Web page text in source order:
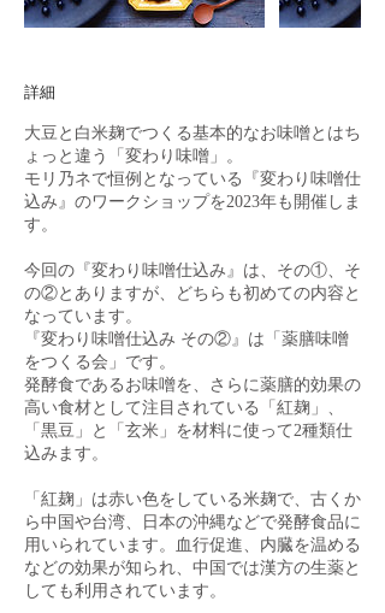
詳細
大豆と白米麹でつくる基本的なお味噌とはち
ょっと違う「変わり味噌」。
モリ乃ネで恒例となっている『変わり味噌仕
込み』のワークショップを2023年も開催しま
す。
今回の『変わり味噌仕込み』は、その①、そ
の②とありますが、どちらも初めての内容と
なっています。
『変わり味噌仕込み その②』は「薬膳味噌
をつくる会」です。
発酵食であるお味噌を、さらに薬膳的効果の
高い食材として注目されている「紅麹」、
「黒豆」と「玄米」を材料に使って2種類仕
込みます。
「紅麹」は赤い色をしている米麹で、古くか
ら中国や台湾、日本の沖縄などで発酵食品に
用いられています。血行促進、内臓を温める
などの効果が知られ、中国では漢方の生薬と
しても利用されています。